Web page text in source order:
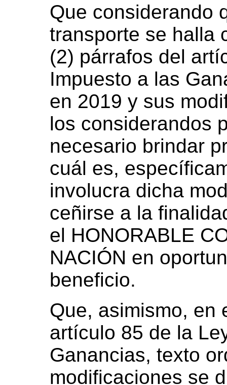
Que considerando
transporte se halla
(2) párrafos del
Impuesto a las
en 2019 y sus
los considerandos
necesario brindar
cuál es,
involucra dicha
ceñirse a la
el HONORABLE
NACIÓN en
beneficio.
Que, asimismo, en
artículo 85 de la
Ganancias, texto
modificaciones se